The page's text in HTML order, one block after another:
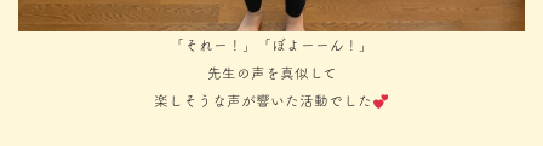
「それー！」「ぼよーーん！」
先生の声を真似して
楽しそうな声が響いた活動でした